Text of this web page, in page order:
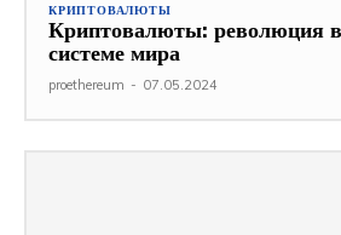
КРИПТОВАЛЮТЫ
Криптовалюты: революция
системе мира
proethereum - 07.05.2024